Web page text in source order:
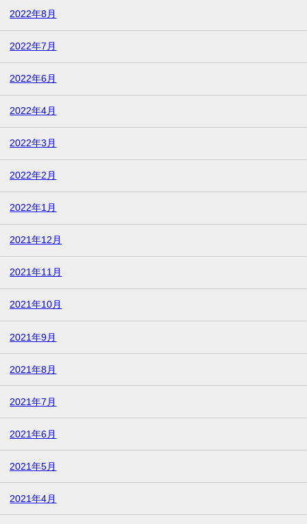
2022年8月
2022年7月
2022年6月
2022年4月
2022年3月
2022年2月
2022年1月
2021年12月
2021年11月
2021年10月
2021年9月
2021年8月
2021年7月
2021年6月
2021年5月
2021年4月